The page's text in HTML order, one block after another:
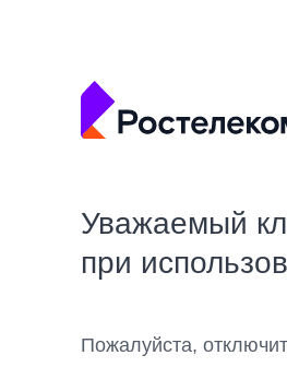
Уважаемый
при
Пожалуйста,